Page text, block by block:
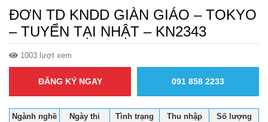
ĐƠN TD KNDD GIÀN GIÁO – TOKYO
– TUYỂN TẠI NHẬT – KN2343
1003 lượt xem
ĐĂNG KÝ NGAY 091 858 2233
Ngành nghề Ngày thi Tình trạng Thu nhập Số lượng